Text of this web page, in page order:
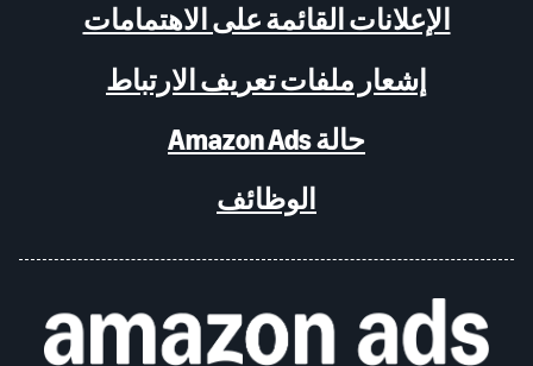
الإعلانات القائمة على الاهتمامات
إشعار ملفات تعريف الارتباط
حالة Amazon Ads
الوظائف